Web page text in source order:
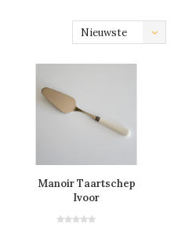
Nieuwste
Manoir Taartschep
Ivoor